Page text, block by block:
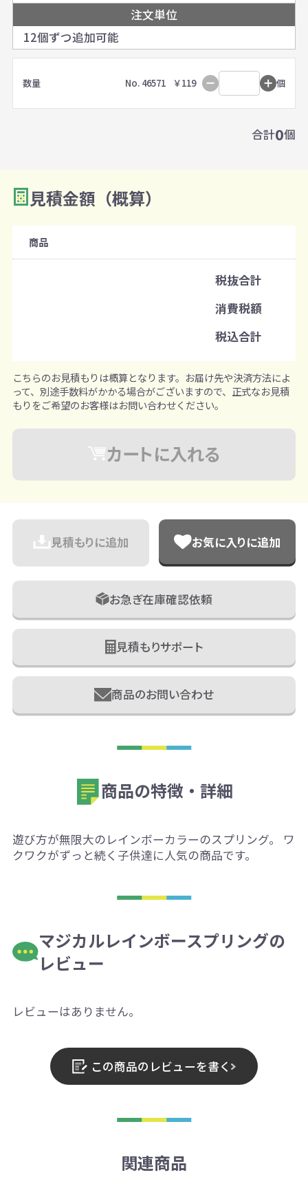
注文単位
12個ずつ追加可能
数量 No. 46571 ￥119 個
合計0個
見積金額（概算）
商品
税抜合計
消費税額
税込合計
こちらのお見積もりは概算となります。お届け先や決済方法によ
って、別途手数料がかかる場合がございますので、正式なお見積
もりをご希望のお客様はお問い合わせください。
カートに入れる
見積もりに追加 お気に入りに追加
お急ぎ在庫確認依頼
見積もりサポート
商品のお問い合わせ
商品の特徴・詳細
遊び方が無限大のレインボーカラーのスプリング。 ワ
クワクがずっと続く子供達に人気の商品です。
マジカルレインボースプリングの
レビュー
レビューはありません。
この商品のレビューを書く
関連商品